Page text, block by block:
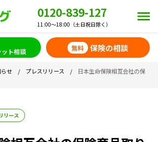
0120-839-127
11:00～18:00（土日祝日除く）
ト相談 無料 保険の相談
せ / プレスリリース / 日本生命保険相互会社の保
リース